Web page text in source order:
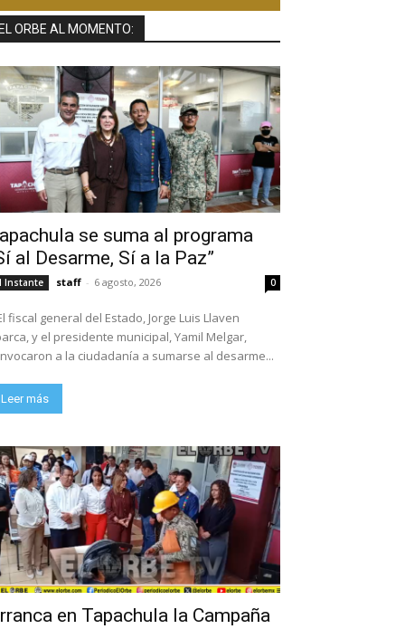
ORBE AL MOMENTO:
se suma al programa
al Desarme, Sí a la Paz”
Instante staff - 6 agosto, 2026 0
fiscal general del Estado, Jorge Luis Llaven
y el presidente municipal, Yamil Melgar,
a la ciudadanía a sumarse al desarme...
Leer más
en Tapachula la Campaña